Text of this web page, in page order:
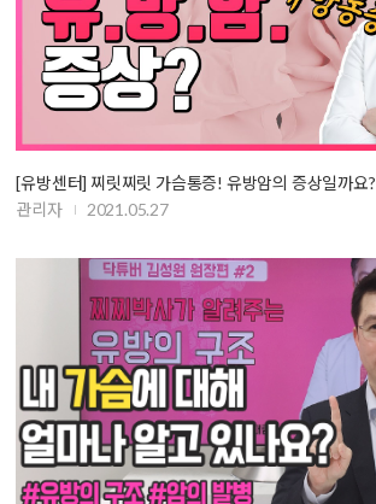
[유방센터] 찌릿찌릿 가슴통증! 유방암의 증상일까요?
관리자
2021.05.27